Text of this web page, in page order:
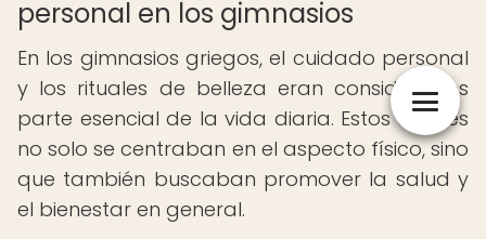
personal en los gimnasios
En los gimnasios griegos, el cuidado personal
y los rituales de belleza eran considerados
parte esencial de la vida diaria. Estos rituales
no solo se centraban en el aspecto físico, sino
que también buscaban promover la salud y
el bienestar en general.